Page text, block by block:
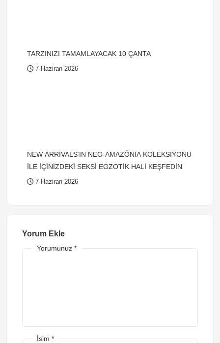
TARZINIZI TAMAMLAYACAK 10 ÇANTA
7 Haziran 2026
NEW ARRİVALS’IN NEO-AMAZÔNİA KOLEKSİYONU
İLE İÇİNİZDEKİ SEKSİ EGZOTİK HALİ KEŞFEDİN
7 Haziran 2026
Yorum Ekle
Yorumunuz *
İsim *